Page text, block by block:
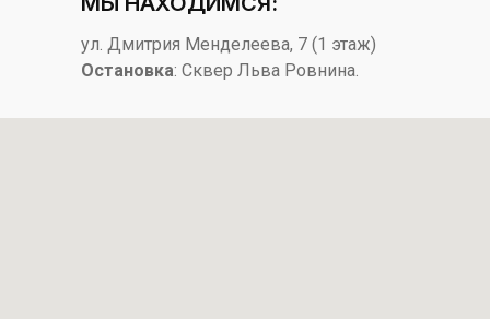
​ул. Дмитрия Менделеева, 7​ (1 этаж)
Остановка: ​Сквер Льва Ровнина.